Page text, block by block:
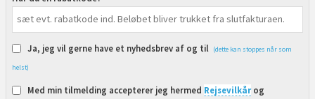
Ja, jeg vil gerne have et nyhedsbrev af og til (dette kan stoppes når som
helst)
Med min tilmelding accepterer jeg hermed Rejsevilkårog